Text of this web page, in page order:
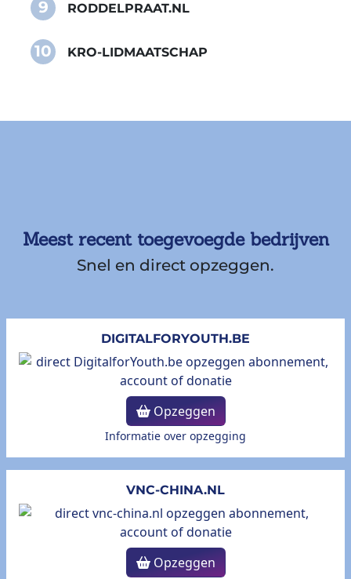
9 RODDELPRAAT.NL
10 KRO-LIDMAATSCHAP
Meest recent toegevoegde bedrijven
Snel en direct opzeggen.
DIGITALFORYOUTH.BE
Opzeggen
Informatie over opzegging
VNC-CHINA.NL
Opzeggen